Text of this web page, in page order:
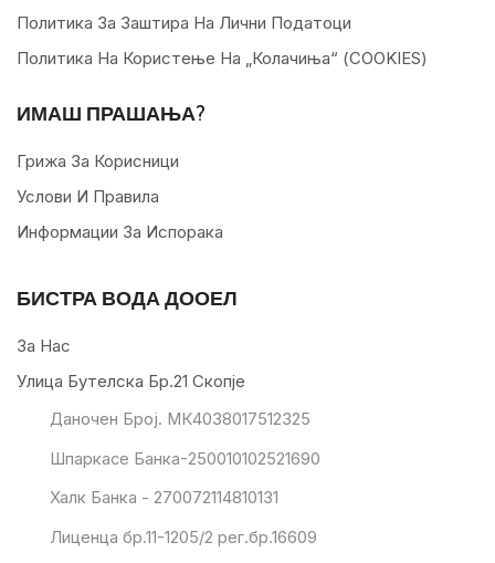
Политика За Заштира На Лични Податоци
Политика На Користење На „колачиња“ (COOKIES)
ИМАШ ПРАШАЊА?
Грижа За Корисници
Услови И Правила
Информации За Испорака
БИСТРА ВОДА ДООЕЛ
За Нас
Улица Бутелска Бр.21 Скопје
Даночен Број. МК4038017512325
Шпаркасе Банка-250010102521690
Халк Банка - 270072114810131
Лиценца бр.11-1205/2 рег.бр.16609